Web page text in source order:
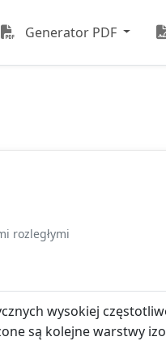
Generator PDF
rozległymi
wysokiej
są kolejne warstwy